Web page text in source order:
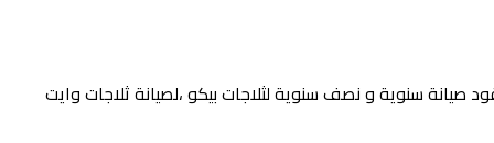
صيانة سنوية و نصف سنوية لثلاجات بيكو ،لصيانة ثلاجات وايت